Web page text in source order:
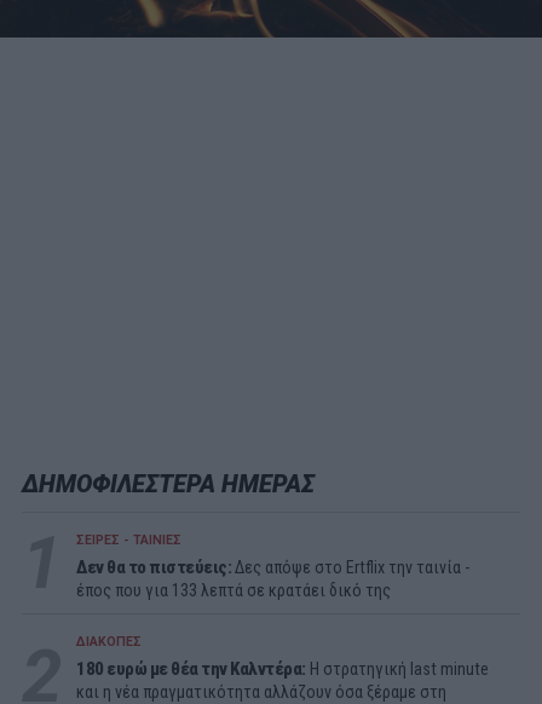
ΔΗΜΟΦΙΛΕΣΤΕΡΑ ΗΜΕΡΑΣ
ΣΕΙΡΕΣ - ΤΑΙΝΙΕΣ
Δεν θα το πιστεύεις:Δες απόψε στο Ertflix την ταινία -
έπος που για 133 λεπτά σε κρατάει δικό της
ΔΙΑΚΟΠΕΣ
180 ευρώ με θέα την Καλντέρα: Η στρατηγική last minute
και η νέα πραγματικότητα αλλάζουν όσα ξέραμε στη